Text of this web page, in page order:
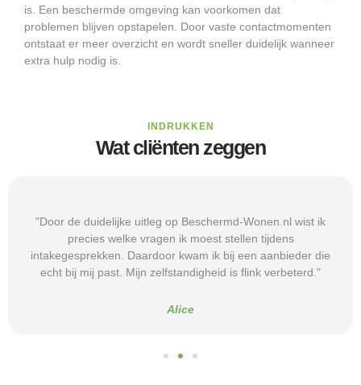
is. Een beschermde omgeving kan voorkomen dat
problemen blijven opstapelen. Door vaste contactmomenten
ontstaat er meer overzicht en wordt sneller duidelijk wanneer
extra hulp nodig is.
INDRUKKEN
Wat cliënten zeggen
"Door de duidelijke uitleg op Beschermd-Wonen.nl wist ik
precies welke vragen ik moest stellen tijdens
intakegesprekken. Daardoor kwam ik bij een aanbieder die
echt bij mij past. Mijn zelfstandigheid is flink verbeterd."
Alice